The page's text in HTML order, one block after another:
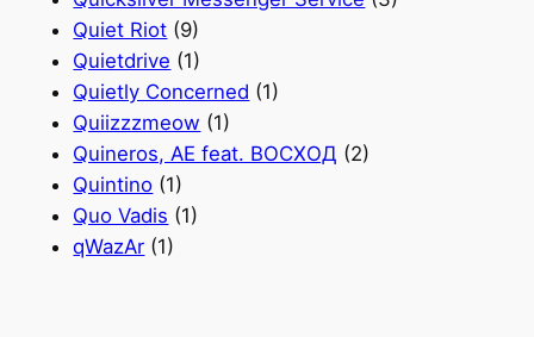
Quiet Riot (9)
Quietdrive (1)
Quietly Concerned (1)
Quiizzzmeow (1)
Quineros, AE feat. ВОСХОД (2)
Quintino (1)
Quo Vadis (1)
qWazAr (1)